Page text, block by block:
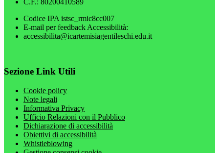
Codice IPA istsc_rmic8cc007
E-mail per feedback Accessibilità:
accessibilita@icartemisiagentileschi.edu.it
Sezione Link Utili
Cookie policy
Note legali
Informativa Privacy
Ufficio Relazioni con il Pubblico
Dichiarazione di accessibilità
Obiettivi di accessibilità
Whistleblowing